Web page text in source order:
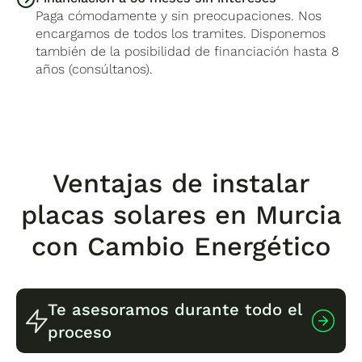
Paga cómodamente y sin preocupaciones. Nos
encargamos de todos los tramites. Disponemos
también de la posibilidad de financiación hasta 8
años (consúltanos).
Ventajas de instalar
placas solares en Murcia
con Cambio Energético
Te asesoramos durante todo el
proceso